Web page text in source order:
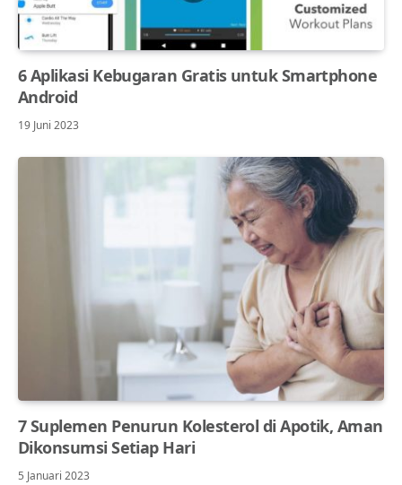
6 Aplikasi Kebugaran Gratis untuk Smartphone
Android
19 Juni 2023
7 Suplemen Penurun Kolesterol di Apotik, Aman
Dikonsumsi Setiap Hari
5 Januari 2023